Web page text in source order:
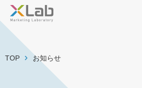
TOP お知らせ